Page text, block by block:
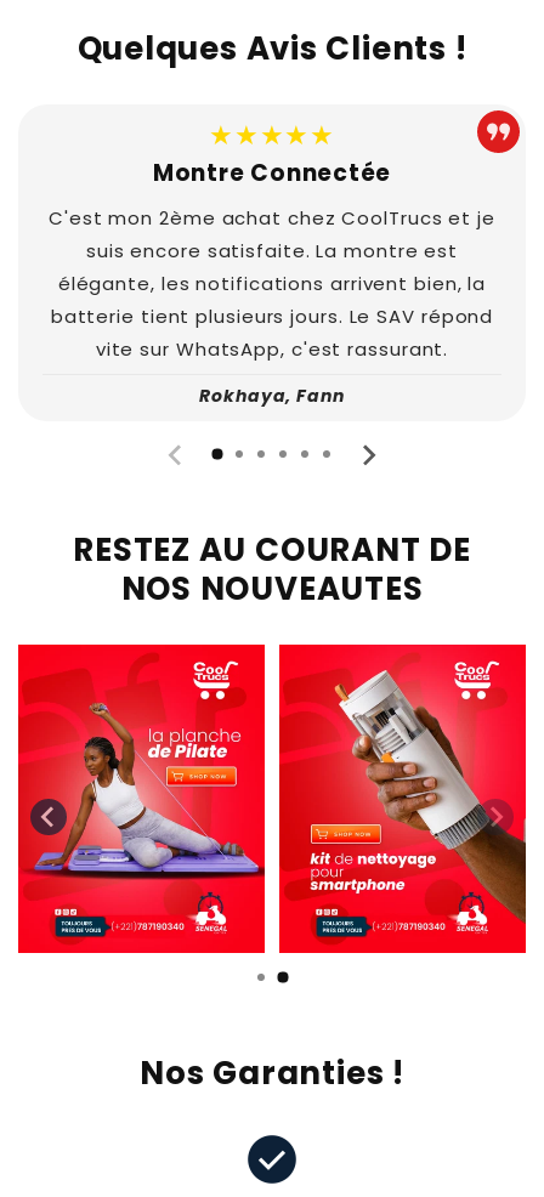
Quelques Avis Clients !
★★★★★
Montre Connectée
C'est mon 2ème achat chez CoolTrucs et je
suis encore satisfaite. La montre est
élégante, les notifications arrivent bien, la
batterie tient plusieurs jours. Le SAV répond
vite sur WhatsApp, c'est rassurant.
Rokhaya, Fann
RESTEZ AU COURANT DE
NOS NOUVEAUTES
Nos Garanties !
check_circle